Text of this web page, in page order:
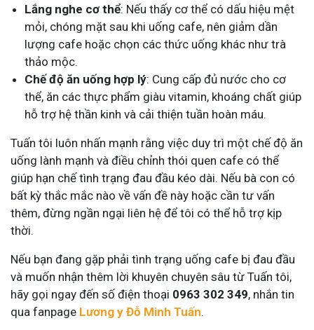
Lắng nghe cơ thể: Nếu thấy cơ thể có dấu hiệu mệt
mỏi, chóng mặt sau khi uống cafe, nên giảm dần
lượng cafe hoặc chọn các thức uống khác như trà
thảo mộc.
Chế độ ăn uống hợp lý: Cung cấp đủ nước cho cơ
thể, ăn các thực phẩm giàu vitamin, khoáng chất giúp
hỗ trợ hệ thần kinh và cải thiện tuần hoàn máu.
Tuấn tôi luôn nhấn mạnh rằng việc duy trì một chế độ ăn
uống lành mạnh và điều chỉnh thói quen cafe có thể
giúp hạn chế tình trạng đau đầu kéo dài. Nếu bà con có
bất kỳ thắc mắc nào về vấn đề này hoặc cần tư vấn
thêm, đừng ngần ngại liên hệ để tôi có thể hỗ trợ kịp
thời.
Nếu bạn đang gặp phải tình trạng uống cafe bị đau đầu
và muốn nhận thêm lời khuyên chuyên sâu từ Tuấn tôi,
hãy gọi ngay đến số điện thoại 0963 302 349, nhắn tin
qua fanpage Lương y Đỗ Minh Tuấn.